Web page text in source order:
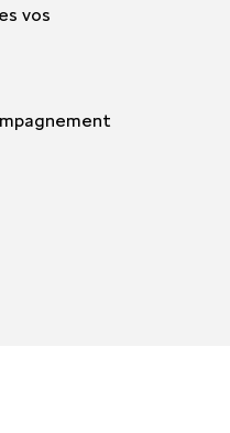
vos